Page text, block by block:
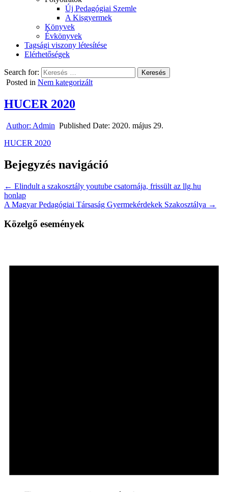
Új Pedagógiai Szemle
A Kisgyermek
Könyvek
Évkönyvek
Tagsági viszony létesítése
Elérhetőségek
Search for:
Posted in Nem kategorizált
HUCER 2020
Author: Admin Published Date: 2020. május 29.
HUCER 2020
Bejegyzés navigáció
← Elindult a szakosztály youtube csatornája, frissült az llg.hu
honlap
A Magyar Pedagógiai Társaság Gyermekérdekek Szakosztálya →
Közelgő események